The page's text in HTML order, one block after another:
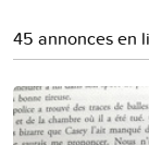
45 annonces en